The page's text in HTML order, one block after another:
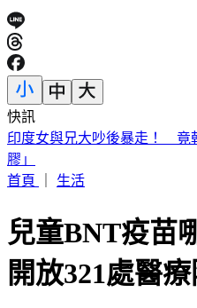
快訊
別只看台積電！ 外媒點名「
首頁
兒童BNT疫苗
開放321處醫